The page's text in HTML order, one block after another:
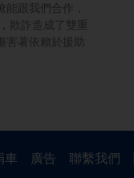
跟我們合作，
欺詐造成了雙重
害著依賴於援助
車 廣告 聯繫我們